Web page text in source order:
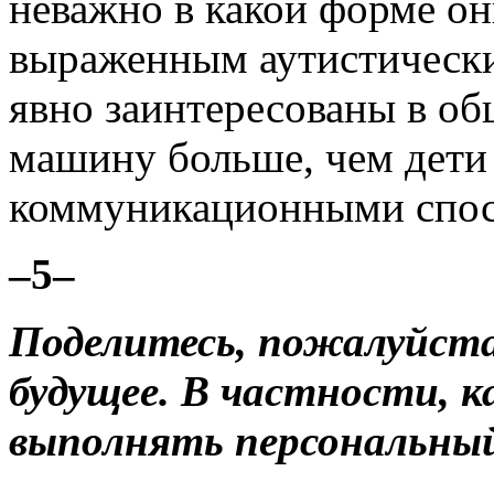
выраженным
явно заинтересованы в
машину больше, чем
коммуникационными
–5–
Поделитесь,
будущее. В частности,
выполнять